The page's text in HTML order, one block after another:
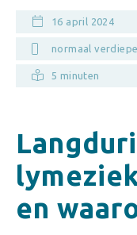
16 april 2024
normaal
5 minuten
en